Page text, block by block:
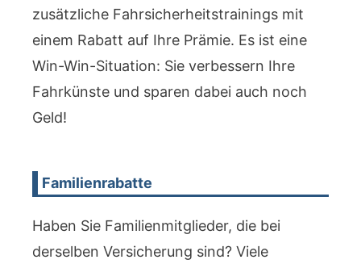
zusätzliche Fahrsicherheitstrainings mit
einem Rabatt auf Ihre Prämie. Es ist eine
Win-Win-Situation: Sie verbessern Ihre
Fahrkünste und sparen dabei auch noch
Geld!
Familienrabatte
Haben Sie Familienmitglieder, die bei
derselben Versicherung sind? Viele